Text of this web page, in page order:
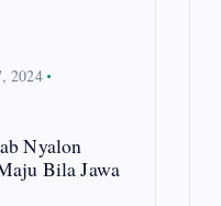
2024
Nyalon
Bila Jawa